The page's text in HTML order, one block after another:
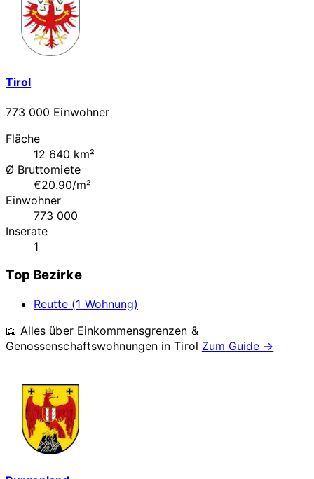
Tirol
773 000 Einwohner
Fläche
12 640 km²
Ø Bruttomiete
€20.90/m²
Einwohner
773 000
Inserate
1
Top Bezirke
Reutte (1 Wohnung)
📖 Alles über Einkommensgrenzen &
Genossenschaftswohnungen inTirol Zum Guide →